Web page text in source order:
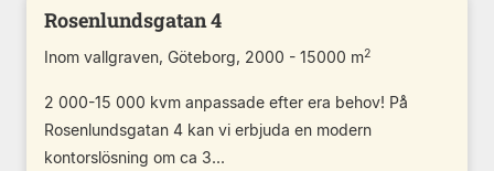
Rosenlundsgatan 4
Inom vallgraven, Göteborg, 2000 - 15000 m2
2 000-15 000 kvm anpassade efter era behov! På
Rosenlundsgatan 4 kan vi erbjuda en modern
kontorslösning om ca 3...